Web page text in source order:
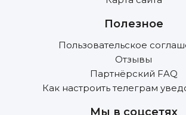
Полезное
Пользовательское
Отзывы
Партнёрский FAQ
Как настроить телеграм
Мы в соцсетях